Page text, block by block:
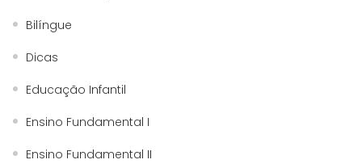
Bilíngue
Dicas
Educação Infantil
Ensino Fundamental I
Ensino Fundamental II